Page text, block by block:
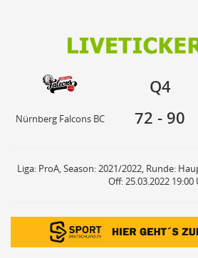
Nürnberg Falcons BC
Q4
72 - 90
Nürnberg Falcons BC
Liga: ProA, Season: 2021/2022, Runde:
Off: 25.03.2022 19:00